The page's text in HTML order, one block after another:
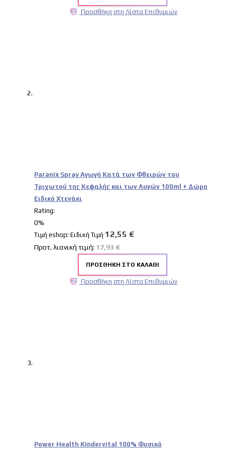
Προσθήκη στη Λίστα Επιθυμιών
Paranix Spray Αγωγή Κατά των Φθειρών του
Τριχωτού της Κεφαλής και των Αυγών 100ml + Δώρο
Ειδικό Χτενάκι
Rating:
0%
Tιμή eshop: Ειδική Τιμή 12,55 €
Προτ. λιανική τιμή: 17,93 €
ΠΡΟΣΘΉΚΗ ΣΤΟ ΚΑΛΆΘΙ
Προσθήκη στη Λίστα Επιθυμιών
Power Health Kindervital 100% Φυσικό